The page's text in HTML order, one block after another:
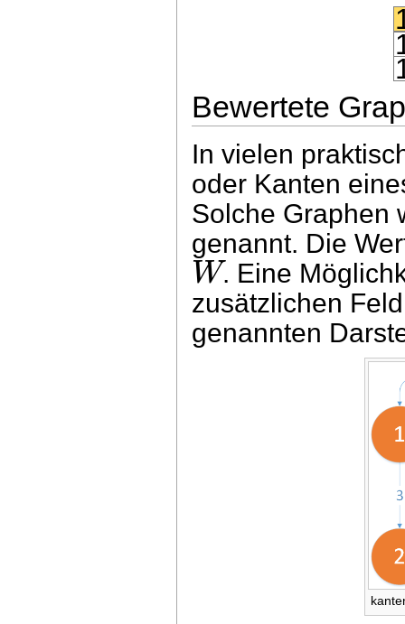
Bewertete
In vielen
oder Kanten
Solche Graphen
genannt. Die
W. Eine
zusätzlichen
genannten